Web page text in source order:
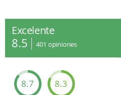
Excelente
8.5 401 opiniones
8.7 8.3